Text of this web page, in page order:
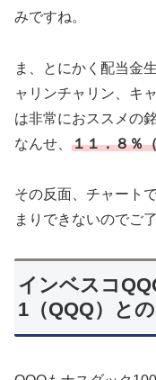
みですね。
ま、とにかく配当金
ャリンチャリン、キ
は非常におススメの
なんせ、 １１．８％
その反面、チャート
まりできないのでご
インベスコ
1（QQQ）と